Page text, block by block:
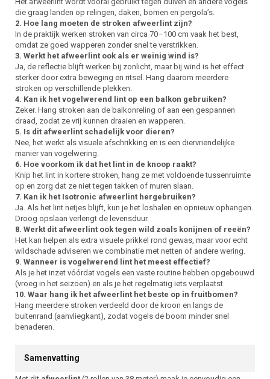
die graag landen op relingen, daken, bomen en pergola’s.
2. Hoe lang moeten de stroken afweerlint zijn?
In de praktijk werken stroken van circa 70–100 cm vaak het best,
omdat ze goed wapperen zonder snel te verstrikken.
3. Werkt het afweerlint ook als er weinig wind is?
Ja, de reflectie blijft werken bij zonlicht, maar bij wind is het effect
sterker door extra beweging en ritsel. Hang daarom meerdere
stroken op verschillende plekken.
4. Kan ik het vogelwerend lint op een balkon gebruiken?
Zeker. Hang stroken aan de balkonreling of aan een gespannen
draad, zodat ze vrij kunnen draaien en wapperen.
5. Is dit afweerlint schadelijk voor dieren?
Nee, het werkt als visuele afschrikking en is een diervriendelijke
manier van vogelwering.
6. Hoe voorkom ik dat het lint in de knoop raakt?
Knip het lint in kortere stroken, hang ze met voldoende tussenruimte
op en zorg dat ze niet tegen takken of muren slaan.
7. Kan ik het Isotronic afweerlint hergebruiken?
Ja. Als het lint netjes blijft, kun je het loshalen en opnieuw ophangen.
Droog opslaan verlengt de levensduur.
8. Werkt dit afweerlint ook tegen wild zoals konijnen of reeën?
Het kan helpen als extra visuele prikkel rond gewas, maar voor echt
wildschade adviseren we combinatie met netten of andere wering.
9. Wanneer is vogelwerend lint het meest effectief?
Als je het inzet vóórdat vogels een vaste routine hebben opgebouwd
(vroeg in het seizoen) en als je het regelmatig iets verplaatst.
10. Waar hang ik het afweerlint het beste op in fruitbomen?
Hang meerdere stroken verdeeld door de kroon en langs de
buitenrand (aanvliegkant), zodat vogels de boom minder snel
benaderen.
Samenvatting